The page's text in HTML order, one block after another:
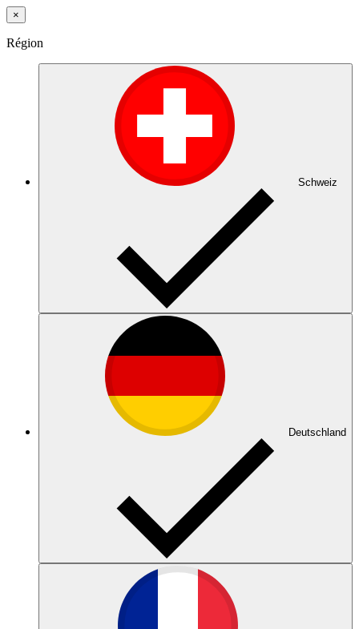
×
Région
Schweiz
Deutschland